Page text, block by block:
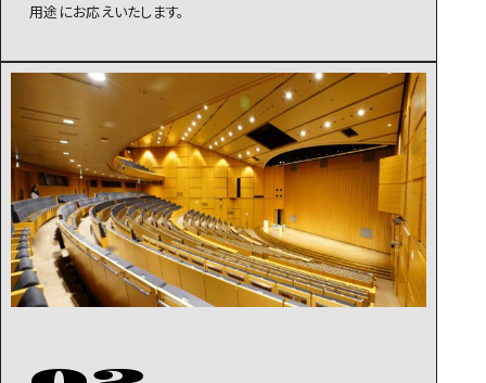
用途にお応えいたします。